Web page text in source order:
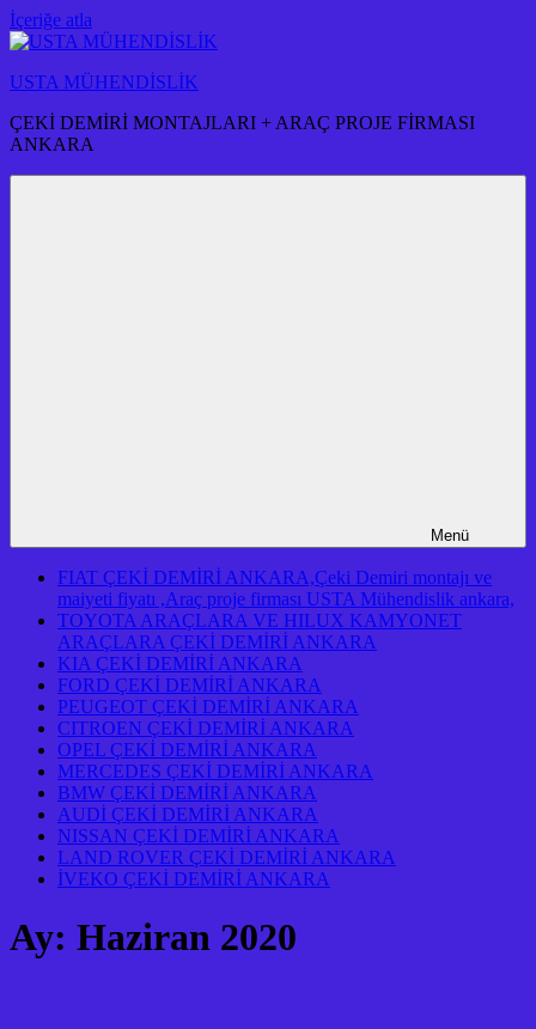
İçeriğe atla
USTA MÜHENDİSLİK
ÇEKİ DEMİRİ MONTAJLARI + ARAÇ PROJE FİRMASI
ANKARA
Menü
FIAT ÇEKİ DEMİRİ ANKARA,Çeki Demiri montajı ve
maiyeti fiyatı ,Araç proje firması USTA Mühendislik ankara,
TOYOTA ARAÇLARA VE HILUX KAMYONET
ARAÇLARA ÇEKİ DEMİRİ ANKARA
KIA ÇEKİ DEMİRİ ANKARA
FORD ÇEKİ DEMİRİ ANKARA
PEUGEOT ÇEKİ DEMİRİ ANKARA
CITROEN ÇEKİ DEMİRİ ANKARA
OPEL ÇEKİ DEMİRİ ANKARA
MERCEDES ÇEKİ DEMİRİ ANKARA
BMW ÇEKİ DEMİRİ ANKARA
AUDİ ÇEKİ DEMİRİ ANKARA
NISSAN ÇEKİ DEMİRİ ANKARA
LAND ROVER ÇEKİ DEMİRİ ANKARA
İVEKO ÇEKİ DEMİRİ ANKARA
Ay: Haziran 2020